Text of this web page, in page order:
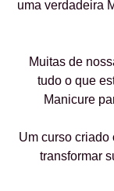
uma verdadeira
Muitas de
tudo o que
Manicure
Um curso criado
transformar